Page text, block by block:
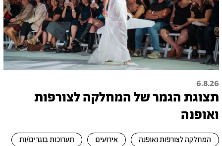
6.8.26
תצוגת הגמר של המחלקה לצורפות
ואופנה
המחלקה לצורפות ואופנה אירועים תערוכות בוגרים/ות